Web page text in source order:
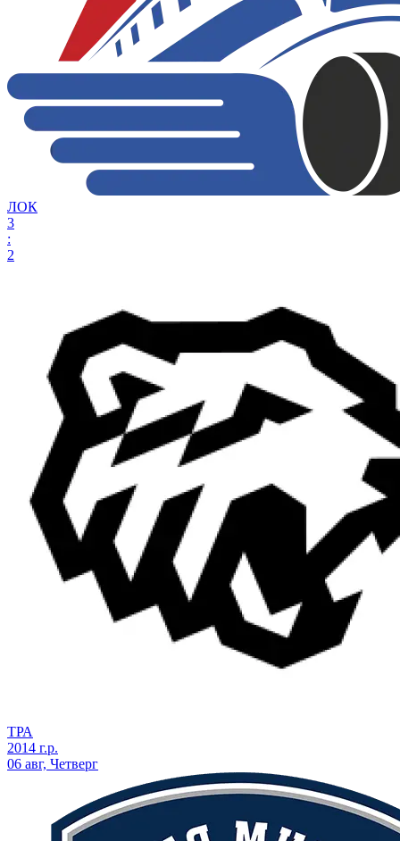
ЛОК
3
:
2
ТРА
2014 г.р.
06 авг, Четверг